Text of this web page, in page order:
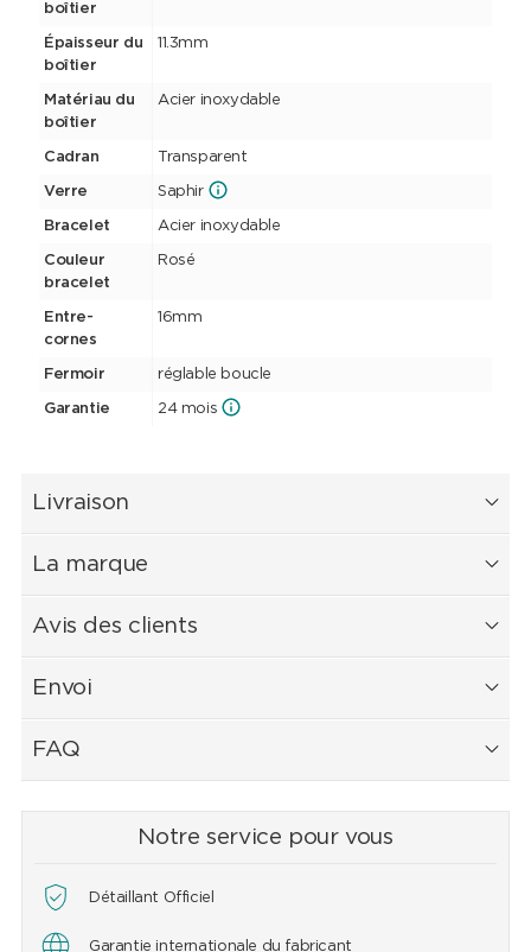
boîtier
Épaisseur du
boîtier
11.3mm
Matériau du
boîtier
Acier inoxydable
Cadran Transparent
Verre Saphir
Bracelet Acier inoxydable
Couleur
bracelet
Rosé
Entre-
cornes
16mm
Fermoir réglable boucle
Garantie 24 mois
Livraison
La marque
Avis des clients
Envoi
FAQ
Notre service pour vous
Détaillant Officiel
Garantie internationale du fabricant